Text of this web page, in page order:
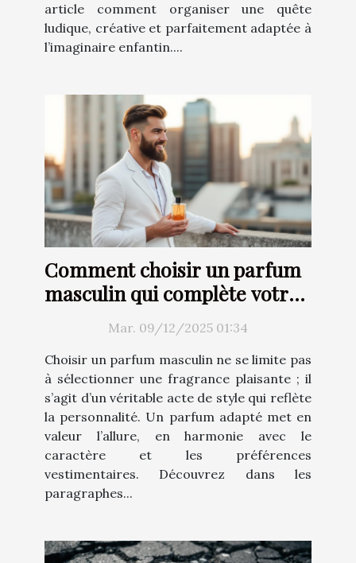
article comment organiser une quête
ludique, créative et parfaitement adaptée à
l’imaginaire enfantin....
Comment choisir un parfum
masculin qui complète votre
Mar. 09/12/2025 01:34
Choisir un parfum masculin ne se limite pas
à sélectionner une fragrance plaisante ; il
s’agit d’un véritable acte de style qui reflète
la personnalité. Un parfum adapté met en
valeur l’allure, en harmonie avec le
caractère et les préférences
vestimentaires. Découvrez dans les
paragraphes...